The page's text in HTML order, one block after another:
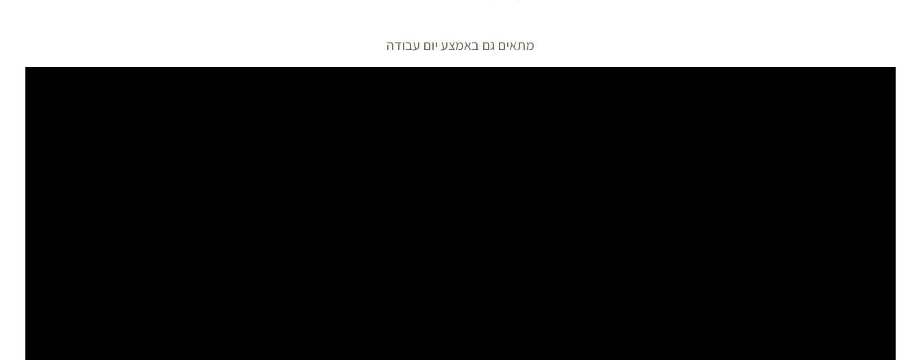
מתאים גם באמצע יום עבודה